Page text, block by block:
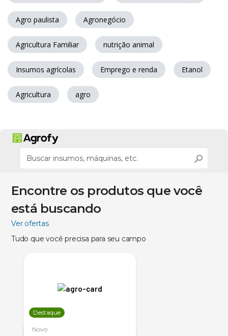
Agro paulista Agronegócio
Agricultura Familiar nutrição animal
Insumos agrícolas Emprego e renda Etanol
Agricultura agro
Encontre os produtos que você
está buscando
Ver ofertas
Tudo que você precisa para seu campo
Destaque
Novo